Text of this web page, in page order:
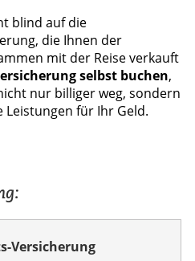
blind auf die
die Ihnen der
mit der Reise verkauft
selbst buchen,
nur billiger weg, sondern
für Ihr Geld.
Versicherung